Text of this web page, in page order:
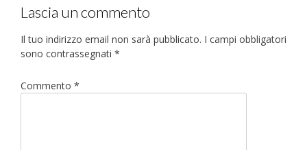
Lascia un commento
Il tuo indirizzo email non sarà pubblicato. I campi obbligatori
sono contrassegnati *
Commento *